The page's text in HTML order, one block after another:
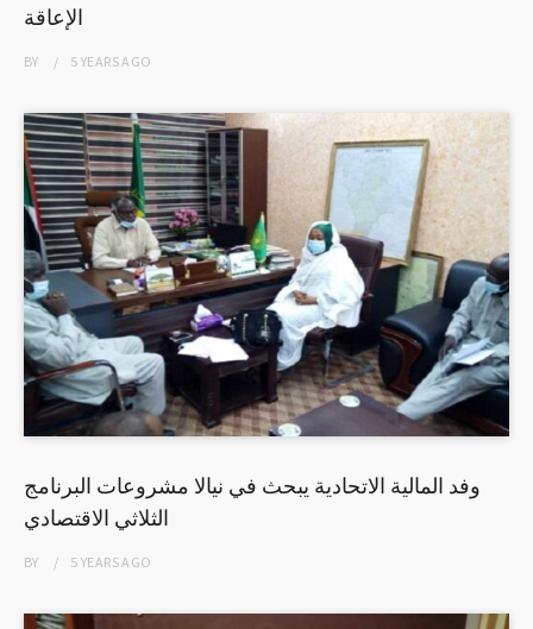
الإعاقة
BY 5 YEARSAGO
وفد المالية الاتحادية يبحث في نيالا مشروعات البرنامج
الثلاثي الاقتصادي
BY 5 YEARSAGO